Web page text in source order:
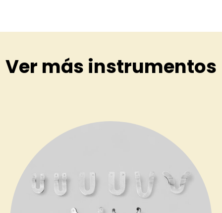
Ver más instrumentos